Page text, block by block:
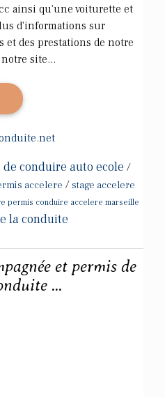
ainsi qu'une voiturette et
d'informations sur
et des prestations de notre
site...
conduire auto ecole /
accelere /stage accelere
permis conduire accelere marseille
la conduite
et permis de
...